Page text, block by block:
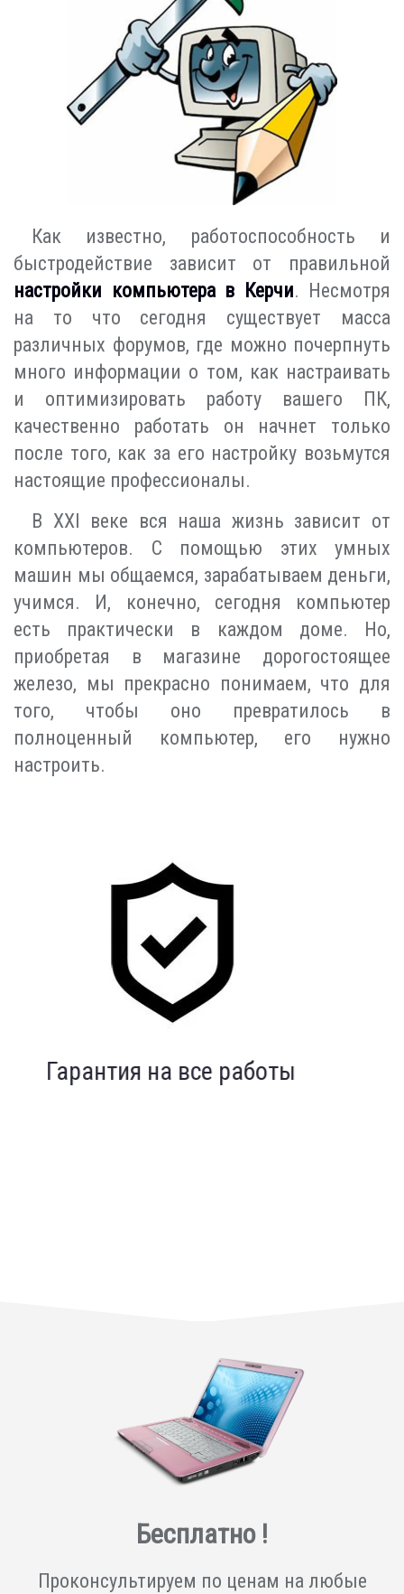
Как известно, работоспособность и
быстродействие зависит от правильной
настройки компьютера в Керчи. Несмотря
на то что сегодня существует масса
различных форумов, где можно почерпнуть
много информации о том, как настраивать
и оптимизировать работу вашего ПК,
качественно работать он начнет только
после того, как за его настройку возьмутся
настоящие профессионалы.
В XXI веке вся наша жизнь зависит от
компьютеров. С помощью этих умных
машин мы общаемся, зарабатываем деньги,
учимся. И, конечно, сегодня компьютер
есть практически в каждом доме. Но,
приобретая в магазине дорогостоящее
железо, мы прекрасно понимаем, что для
того, чтобы оно превратилось в
полноценный компьютер, его нужно
настроить.
Индивидуальный подход
Бесплатно !
Проконсультируем по ценам на любые